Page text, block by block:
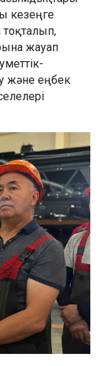
кезеңге
тоқталып,
жауап
және еңбек